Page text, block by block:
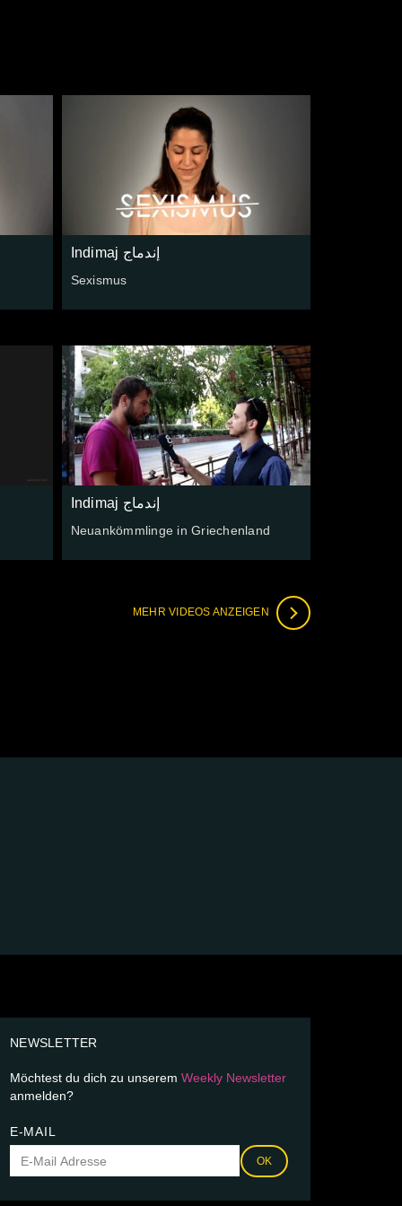
Indimaj إندماج
Sexismus
Indimaj إندماج
Neuankömmlinge in Griechenland
MEHR VIDEOS ANZEIGEN
NEWSLETTER
Möchtest du dich zu unserem Weekly Newsletter
anmelden?
E-MAIL
OK